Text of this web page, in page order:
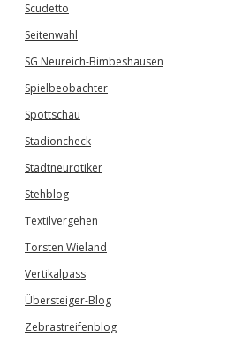
Scudetto
Seitenwahl
SG Neureich-Bimbeshausen
Spielbeobachter
Spottschau
Stadioncheck
Stadtneurotiker
Stehblog
Textilvergehen
Torsten Wieland
Vertikalpass
Übersteiger-Blog
Zebrastreifenblog